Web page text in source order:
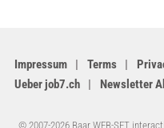
Impressum Terms
Ueber job7.ch
Newsletter
© 2007-2026 Baar WEB-SET